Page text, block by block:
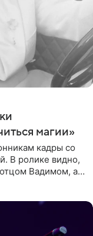
магии»
кадры со
В ролике видно,
Вадимом, а у